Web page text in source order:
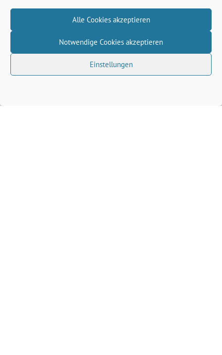
Alle Cookies akzeptieren
Notwendige Cookies akzeptieren
Einstellungen